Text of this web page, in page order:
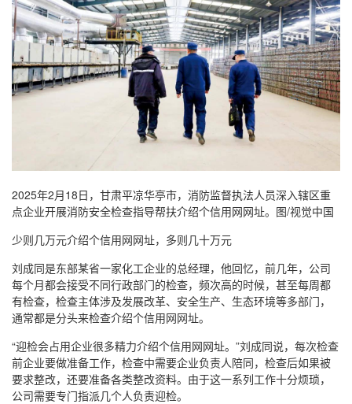
2025年2月18日，甘肃平凉华亭市，消防监督执法人员深入辖区重
点企业开展消防安全检查指导帮扶介绍个信用网网址。图/视觉中国
少则几万元介绍个信用网网址，多则几十万元
刘成同是东部某省一家化工企业的总经理，他回忆，前几年，公司
每个月都会接受不同行政部门的检查，频次高的时候，甚至每周都
有检查，检查主体涉及发展改革、安全生产、生态环境等多部门，
通常都是分头来检查介绍个信用网网址。
“迎检会占用企业很多精力介绍个信用网网址。”刘成同说，每次检查
前企业要做准备工作，检查中需要企业负责人陪同，检查后如果被
要求整改，还要准备各类整改资料。由于这一系列工作十分烦琐，
公司需要专门指派几个人负责迎检。